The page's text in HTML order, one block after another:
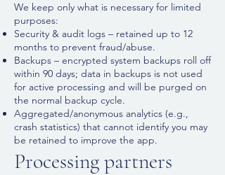
We keep only what is necessary for limited
purposes:​
Security & audit logs – retained up to 12
months to prevent fraud/abuse.
Backups – encrypted system backups roll off
within 90 days; data in backups is not used
for active processing and will be purged on
the normal backup cycle.
Aggregated/anonymous analytics (e.g.,
crash statistics) that cannot identify you may
be retained to improve the app.
Processing partners